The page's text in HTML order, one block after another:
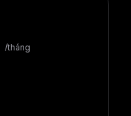
/tháng